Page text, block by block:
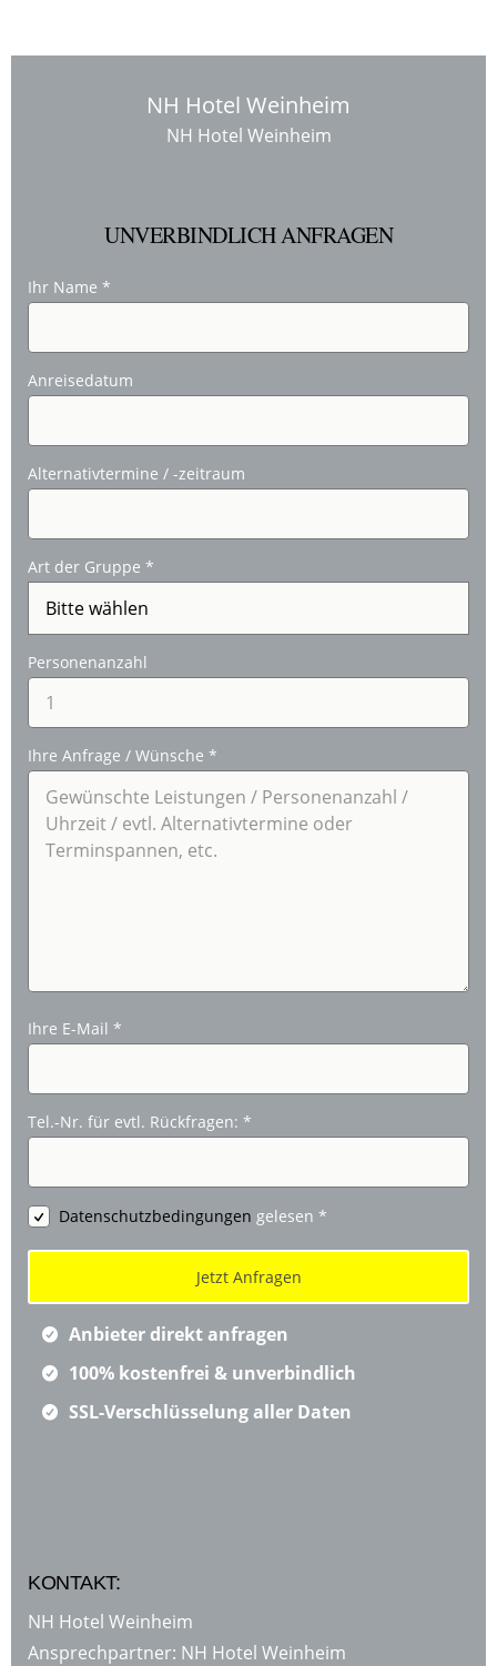
NH Hotel Weinheim
NH Hotel Weinheim
UNVERBINDLICH ANFRAGEN
Ihr Name *
Anreisedatum
Alternativtermine / -zeitraum
Art der Gruppe *
Personenanzahl
Ihre Anfrage / Wünsche *
Ihre E-Mail *
Tel.-Nr. für evtl. Rückfragen: *
Datenschutzbedingungen gelesen *
Anbieter direkt anfragen
100% kostenfrei & unverbindlich
SSL-Verschlüsselung aller Daten
KONTAKT:
NH Hotel Weinheim
Ansprechpartner: NH Hotel Weinheim